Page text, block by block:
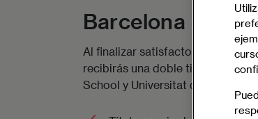
Barcelona
Al finalizar satisfactoriamente el
recibirás una doble titulación:
School y Universitat de Lleida